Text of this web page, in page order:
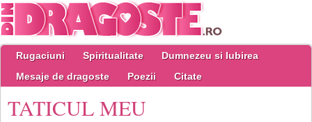
Rugaciuni Spiritualitate
Dumnezeu si Iubirea
Mesaje de dragoste
Poezii Citate
TATICUL MEU